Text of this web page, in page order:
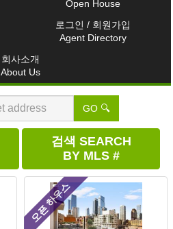
Open House
로그인 / 회원가입
Agent Directory
회사소개
About Us
GO 🔍
검색 SEARCH
BY MLS #
오픈 하우스